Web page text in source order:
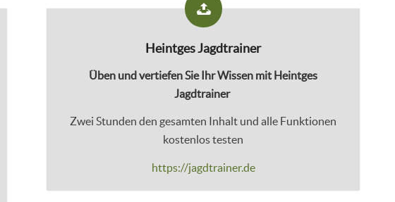
Heintges Jagdtrainer
Üben und vertiefen Sie Ihr Wissen mit Heintges
Jagdtrainer
Zwei Stunden den gesamten Inhalt und alle Funktionen
kostenlos testen
https://jagdtrainer.de